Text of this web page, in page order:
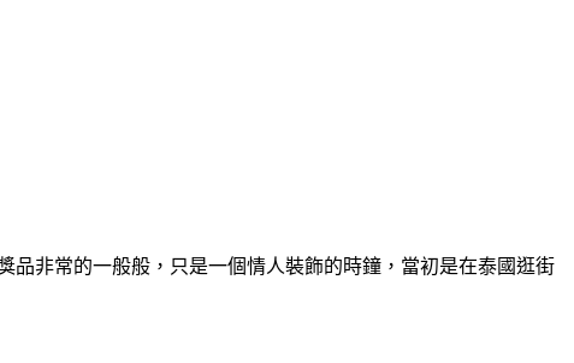
品非常的一般般，只是一個情人裝飾的時鐘，當初是在泰國逛街